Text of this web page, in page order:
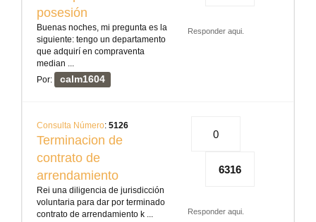
posesión
Buenas noches, mi pregunta es la
siguiente: tengo un departamento
que adquirí en compraventa
median ...
Por:
calm1604
Responder aqui.
Consulta Número: 5126
Terminacion de
contrato de
arrendamiento
Rei una diligencia de jurisdicción
voluntaria para dar por terminado
contrato de arrendamiento k ...
0
6316
Responder aqui.